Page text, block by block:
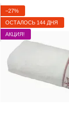
−27%
ОСТАЛОСЬ 144 ДНЯ
АКЦИЯ!